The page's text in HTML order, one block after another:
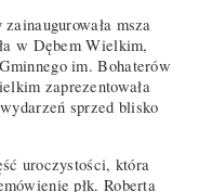
msza
w Dębem Wielkim,
im. Bohaterów
zaprezentowała
sprzed blisko
uroczystości, która
płk. Roberta